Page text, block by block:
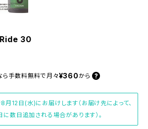
30
ら 手数料無料で 月々¥360 から
12日(水)にお届けします（お届け先によって、
数日追加される場合があります）。